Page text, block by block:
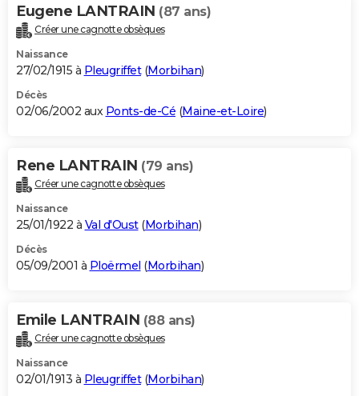
Eugene LANTRAIN (87 ans)
Créer une cagnotte obsèques
Naissance
27/02/1915 à Pleugriffet(Morbihan)
Décès
02/06/2002 aux Ponts-de-Cé (Maine-et-Loire)
Rene LANTRAIN (79 ans)
Créer une cagnotte obsèques
Naissance
25/01/1922 à Val d'Oust(Morbihan)
Décès
05/09/2001 à Ploërmel (Morbihan)
Emile LANTRAIN (88 ans)
Créer une cagnotte obsèques
Naissance
02/01/1913 à Pleugriffet(Morbihan)